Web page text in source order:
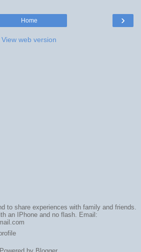
›
Home
View web version
to share experiences with family and friends.
an IPhone and no flash. Email: